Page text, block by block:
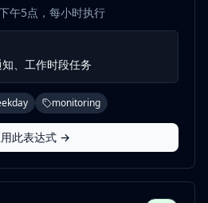
午5点，每小时执行
、工作时段任务
monitoring
此表达式 →